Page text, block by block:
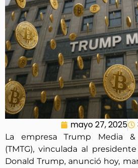
mayo 27, 2025
La empresa Trump Media &
(TMTG), vinculada al
Donald Trump, anunció hoy,